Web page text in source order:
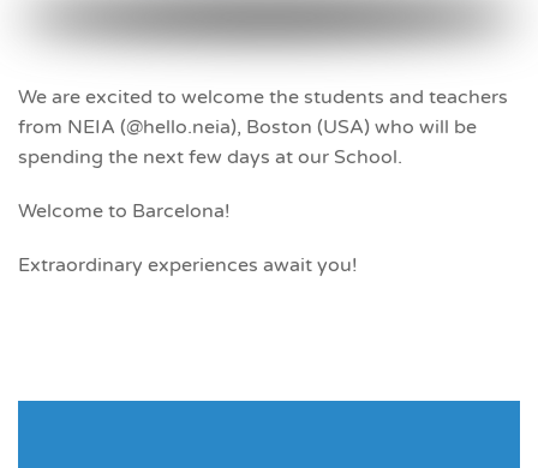
We are excited to welcome the students and teachers
from NEIA (@hello.neia), Boston (USA) who will be
spending the next few days at our School.
Welcome to Barcelona!
Extraordinary experiences await you!